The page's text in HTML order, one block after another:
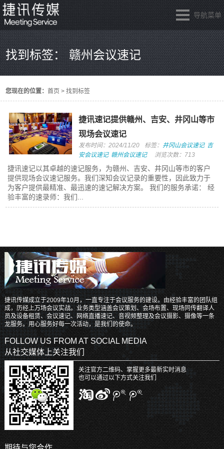
导航菜单
找到标签： 赣州会议速记
您现在的位置：首页 >找到标签
捷讯速记提供赣州、吉安、井冈山等市
现场会议速记
发布时间：2024/11/20 标签： 井冈山会议速记 吉
安会议速记 赣州会议速记 浏览次数：713
捷讯速记以其卓越的速记服务，为赣州、吉安、井冈山等市的客户
提供现场会议速记服务。我们深知会议记录的重要性，因此致力于
为客户提供最精准、最迅速的速记解决方案。 我们的服务承诺： 经
验丰富的速录师：我们...
捷讯传媒成立于2009年10月，一直专注于会议服务的建设。由经验丰富的团队组
成，历经上万场会议实战。业务类型涵盖会议策划、会场布置、现场同传翻译人
员及设备租赁、会议速记、网络直播速记、音视频整理及会议摄影、摄像等一条
龙服务。用心服务好每一次活动，是我们的使命。
FOLLOW US FROM AT SOCIAL MEDIA
从社交媒体上关注我们
关注官方二维码、掌握更多最新实时消息
也可以通过以下方式关注我们